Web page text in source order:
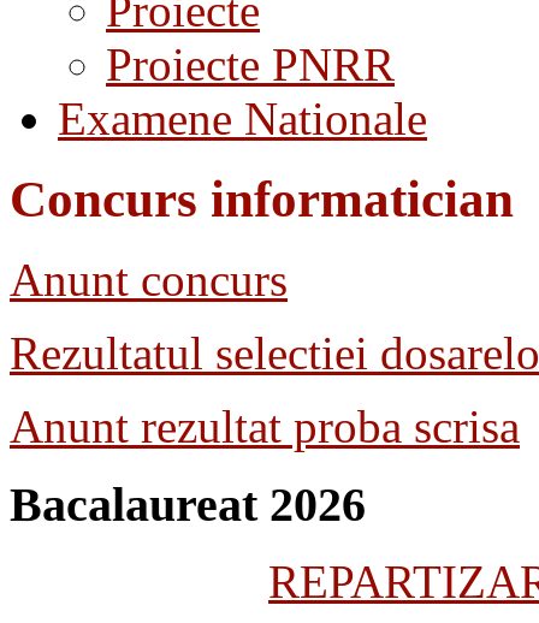
Proiecte PNRR
Examene Nationale
Concurs informatician
Anunt concurs
Rezultatul selectiei
Anunt rezultat proba scrisa
Bacalaureat 2026